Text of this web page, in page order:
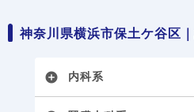
神奈川県横浜市保土ケ谷区｜
add_circle 内科系